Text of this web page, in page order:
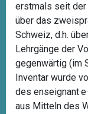
n
erstmals seit der
über das
Schweiz, d.h.
Lehrgänge der
gegenwärtig (im
Inventar wurde
des
aus Mitteln des